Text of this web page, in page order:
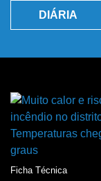
DIÁRIA
Ficha Técnica